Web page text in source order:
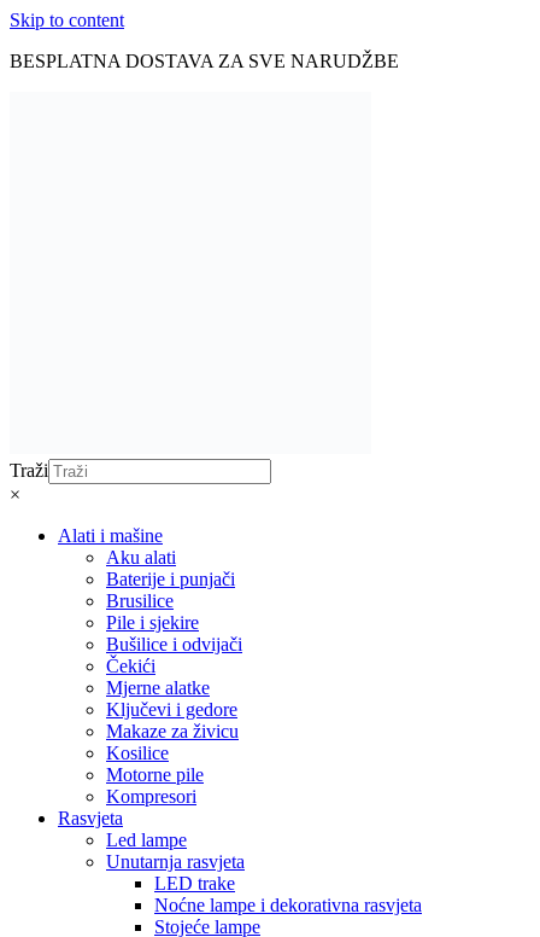
Skip to content
BESPLATNA DOSTAVA ZA SVE NARUDŽBE
Traži
×
Alati i mašine
Aku alati
Baterije i punjači
Brusilice
Pile i sjekire
Bušilice i odvijači
Čekići
Mjerne alatke
Ključevi i gedore
Makaze za živicu
Kosilice
Motorne pile
Kompresori
Rasvjeta
Led lampe
Unutarnja rasvjeta
LED trake
Noćne lampe i dekorativna rasvjeta
Stojeće lampe